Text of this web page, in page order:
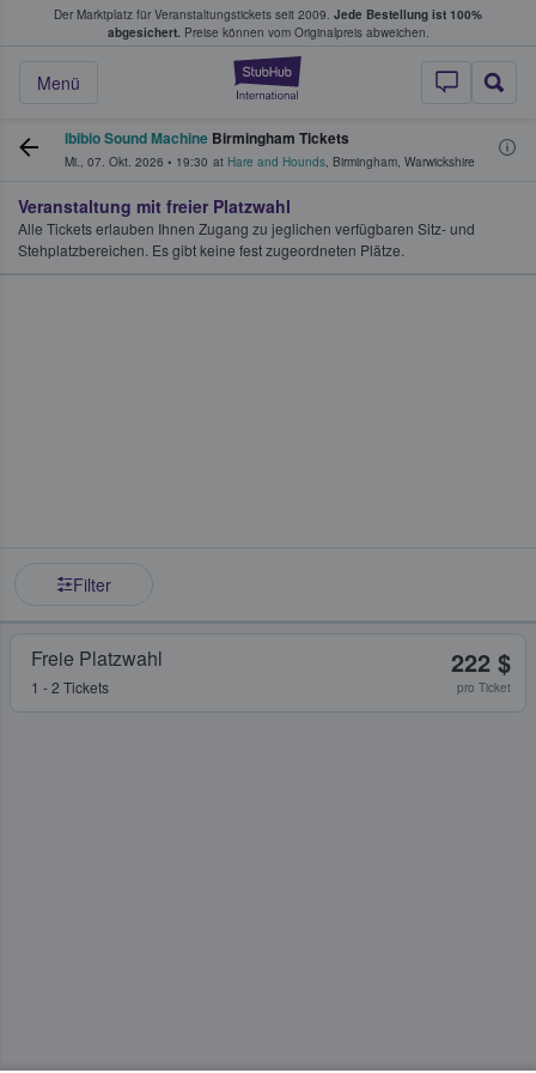
Der Marktplatz für Veranstaltungstickets seit 2009. Jede Bestellung ist 100%
abgesichert. Preise können vom Originalpreis abweichen.
StubHub - Wo
Menü
Tickets kaufen & verkaufen
Ibibio Sound Machine Birmingham Tickets
Mi., 07. Okt. 2026 • 19:30 at Hare and Hounds, Birmingham, Warwickshire
Veranstaltung mit freier Platzwahl
Alle Tickets erlauben Ihnen Zugang zu jeglichen verfügbaren Sitz- und
Stehplatzbereichen. Es gibt keine fest zugeordneten Plätze.
Filter
Freie Platzwahl
1 - 2 Tickets
222 $
pro Ticket